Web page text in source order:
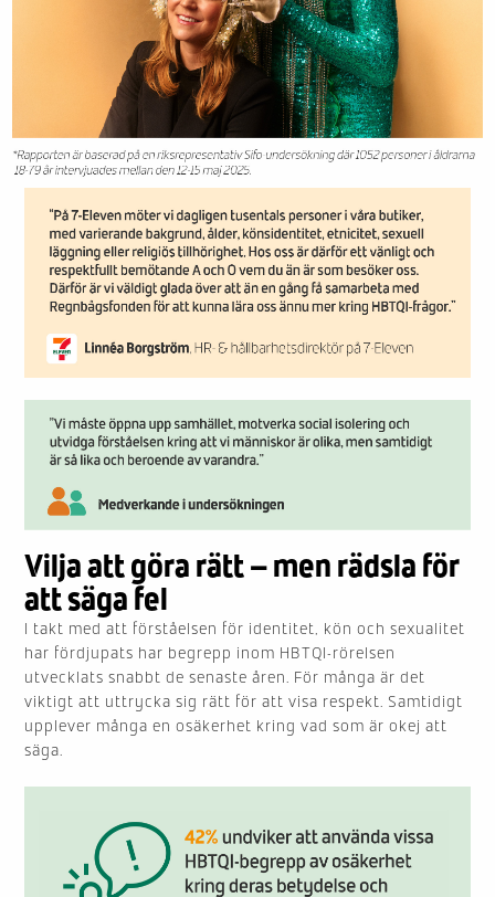
Vilja att göra rätt – men rädsla för
att säga fel
I takt med att förståelsen för identitet, kön och sexualitet
har fördjupats har begrepp inom HBTQI-rörelsen
utvecklats snabbt de senaste åren. För många är det
viktigt att uttrycka sig rätt för att visa respekt. Samtidigt
upplever många en osäkerhet kring vad som är okej att
säga.